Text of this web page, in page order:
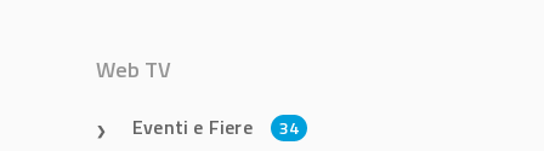
Web TV
Eventi e Fiere 34